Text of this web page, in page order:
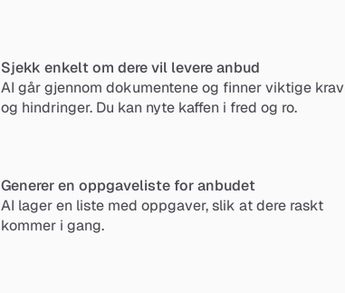
Sjekk enkelt om dere vil levere anbud
AI går gjennom dokumentene og finner viktige krav
og hindringer. Du kan nyte kaffen i fred og ro.
Generer en oppgaveliste for anbudet
AI lager en liste med oppgaver, slik at dere raskt
kommer i gang.